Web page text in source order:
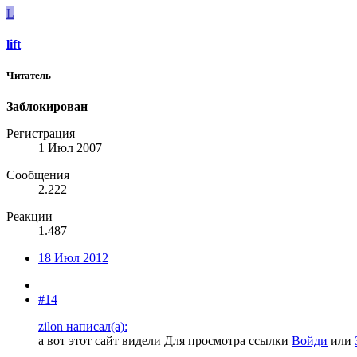
L
lift
Читатель
Заблокирован
Регистрация
1 Июл 2007
Сообщения
2.222
Реакции
1.487
18 Июл 2012
#14
zilon написал(а):
а вот этот сайт видели Для просмотра ссылки Войди или